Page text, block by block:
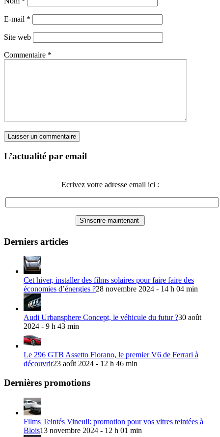
E-mail *
Site web
Commentaire *
L’actualité par email
Ecrivez votre adresse email ici :
Derniers articles
Cet hiver, installer des films solaires pour faire faire des
économies d’énergies ?28 novembre 2024 - 14 h 04 min
Audi Urbansphere Concept, le véhicule du futur ?30 août
2024 - 9 h 43 min
Le 296 GTB Assetto Fiorano, le premier V6 de Ferrari à
découvrir23 août 2024 - 12 h 46 min
Dernières promotions
Films Teintés Vineuil: promotion pour vos vitres teintées à
Blois13 novembre 2024 - 12 h 01 min